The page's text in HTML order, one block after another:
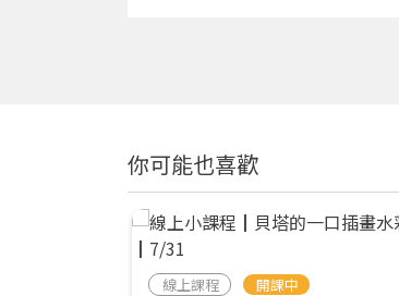
你可能也喜歡
線上課程 開課中